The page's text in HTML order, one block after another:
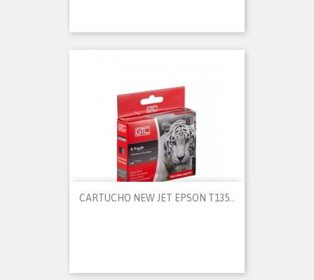
CARTUCHO NEW JET EPSON T135...